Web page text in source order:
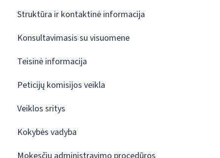
Struktūra ir kontaktinė informacija
Konsultavimasis su visuomene
Teisinė informacija
Peticijų komisijos veikla
Veiklos sritys
Kokybės vadyba
Mokesčių administravimo procedūros